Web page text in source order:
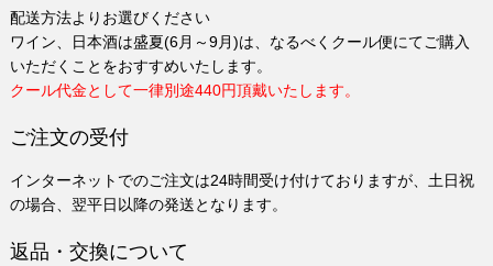
配送方法よりお選びください
ワイン、日本酒は盛夏(6月～9月)は、なるべくクール便にてご購入
いただくことをおすすめいたします。
クール代金として一律別途440円頂戴いたします。
ご注文の受付
インターネットでのご注文は24時間受け付けておりますが、土日祝
の場合、翌平日以降の発送となります。
返品・交換について